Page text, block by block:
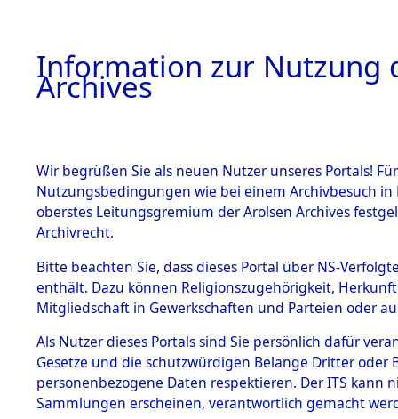
BESTÄNDE
1.
mente
5. Verschiedenes
5.3
Todesmärsche
0067
Information zur Nutzung
Archives
Wir begrüßen Sie als neuen Nutzer unseres Portals!
Nutzungsbedingungen wie bei einem Archivbesuch
oberstes Leitungsgremium der Arolsen Archives
Archivrecht.
Bitte beachten Sie, dass dieses Portal über NS-
enthält. Dazu können Religionszugehörigkeit,
Mitgliedschaft in Gewerkschaften und Parteien oder
Als Nutzer dieses Portals sind Sie persönlich dafür
Gesetze und die schutzwürdigen Belange Dritter
personenbezogene Daten respektieren. Der ITS
Sammlungen erscheinen, verantwortlich gemacht